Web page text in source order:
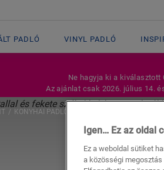
PADLÓ VINYL PADLÓ
Ne hagyja ki a
Az ajánlat csak 2026. július 14.
KONYHAI PADLÓK
Igen… Ez az oldal
Ez a weboldal sütiket
a közösségi